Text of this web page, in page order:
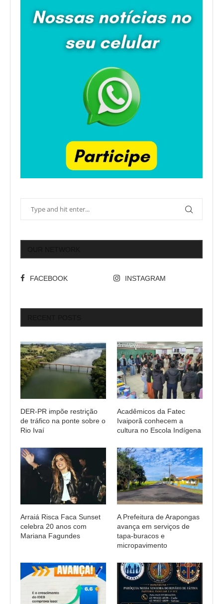
FACEBOOK INSTAGRAM
DER-PR impõe restrição
de tráfico na ponte sobre o
Rio Ivaí
Acadêmicos da Fatec
Ivaiporã conhecem a
cultura no Escola Indígena
Arraiá Risca Faca Sunset
celebra 20 anos com
Mariana Fagundes
A Prefeitura de Arapongas
avança em serviços de
tapa-buracos e
micropavimento